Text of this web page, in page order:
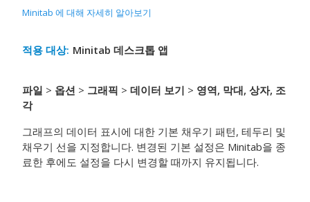
Minitab 에 대해 자세히 알아보기
적용 대상: Minitab 데스크톱 앱
파일 > 옵션 > 그래픽 > 데이터 보기 > 영역, 막대, 상자, 조
각
그래프의 데이터 표시에 대한 기본 채우기 패턴, 테두리 및
채우기 선을 지정합니다. 변경된 기본 설정은 Minitab을 종
료한 후에도 설정을 다시 변경할 때까지 유지됩니다.